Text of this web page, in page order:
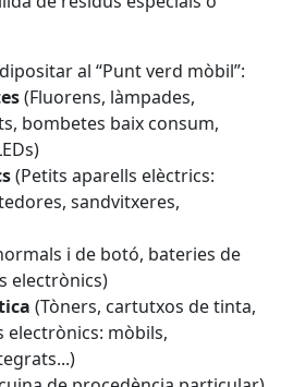
al “Punt verd mòbil”:
(Fluorens, làmpades,
bombetes baix consum,
(Petits aparells elèctrics:
sandvitxeres,
i de botó, bateries de
electrònics)
(Tòners, cartutxos de tinta,
electrònics: mòbils,